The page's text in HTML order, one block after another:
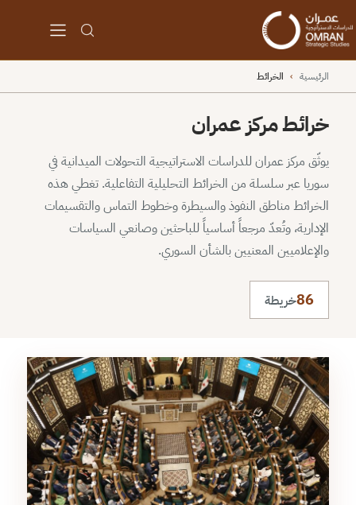
الرئيسية › الخرائط
خرائط مركز عمران
يوثّق مركز عمران للدراسات الاستراتيجية التحولات الميدانية في
سوريا عبر سلسلة من الخرائط التحليلية التفاعلية. تغطي هذه
الخرائط مناطق النفوذ والسيطرة وخطوط التماس والتقسيمات
الإدارية، وتُعدّ مرجعاً أساسياً للباحثين وصانعي السياسات
والإعلاميين المعنيين بالشأن السوري.
86خريطة